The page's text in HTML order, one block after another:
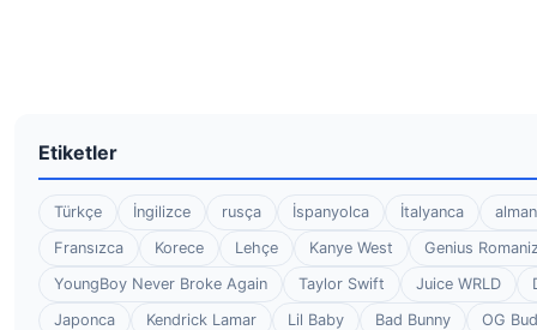
Etiketler
Türkçe İngilizce rusça İspanyolca İtalyanca
Fransızca
Korece Lehçe Kanye West
Genius
YoungBoy Never Broke Again
Taylor Swift Juice WRLD
Japonca
Kendrick Lamar Lil Baby Bad Bunny
OG